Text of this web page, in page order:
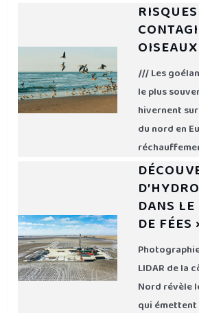
/// Les
le plus
hivernent
du nord en
DANS
DE FÉES
LIDAR de la
Nord révèle
qui